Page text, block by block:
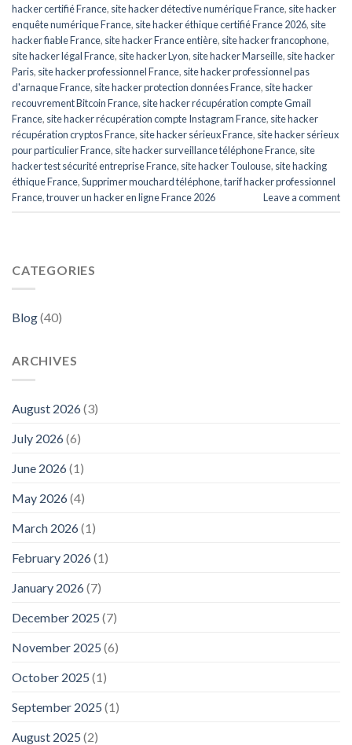
hacker certifié France, site hacker détective numérique France, site hacker
enquête numérique France, site hacker éthique certifié France 2026, site
hacker fiable France, site hacker France entière, site hacker francophone,
site hacker légal France, site hacker Lyon, site hacker Marseille, site hacker
Paris, site hacker professionnel France, site hacker professionnel pas
d'arnaque France, site hacker protection données France, site hacker
recouvrement Bitcoin France, site hacker récupération compte Gmail
France, site hacker récupération compte Instagram France, site hacker
récupération cryptos France, site hacker sérieux France, site hacker sérieux
pour particulier France, site hacker surveillance téléphone France, site
hacker test sécurité entreprise France, site hacker Toulouse, site hacking
éthique France,Supprimer mouchard téléphone,tarif hacker professionnel
France,trouver un hacker en ligne France 2026 Leave a comment
CATEGORIES
Blog(40)
ARCHIVES
August 2026(3)
July 2026(6)
June 2026(1)
May 2026(4)
March 2026(1)
February 2026(1)
January 2026(7)
December 2025 (7)
November 2025 (6)
October 2025 (1)
September 2025 (1)
August 2025 (2)